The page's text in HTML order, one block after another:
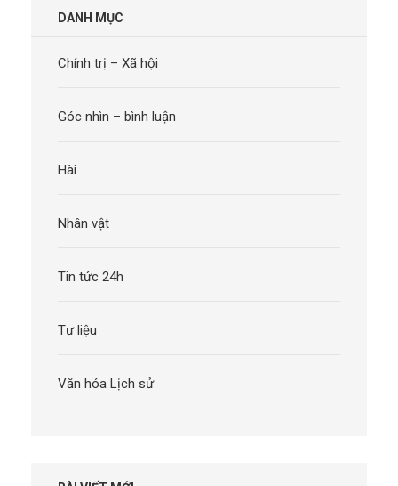
DANH MỤC
Chính trị – Xã hội
Góc nhìn – bình luận
Hài
Nhân vật
Tin tức 24h
Tư liệu
Văn hóa Lịch sử